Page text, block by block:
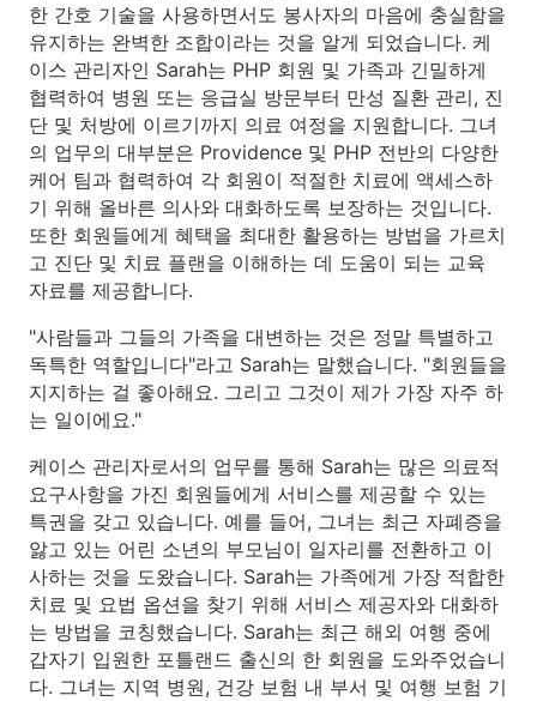
한 간호 기술을 사용하면서도 봉사자의 마음에 충실함을
유지하는 완벽한 조합이라는 것을 알게 되었습니다. 케
이스 관리자인 Sarah는 PHP 회원 및 가족과 긴밀하게
협력하여 병원 또는 응급실 방문부터 만성 질환 관리, 진
단 및 처방에 이르기까지 의료 여정을 지원합니다. 그녀
의 업무의 대부분은 Providence 및 PHP 전반의 다양한
케어 팀과 협력하여 각 회원이 적절한 치료에 액세스하
기 위해 올바른 의사와 대화하도록 보장하는 것입니다.
또한 회원들에게 혜택을 최대한 활용하는 방법을 가르치
고 진단 및 치료 플랜을 이해하는 데 도움이 되는 교육
자료를 제공합니다.
"사람들과 그들의 가족을 대변하는 것은 정말 특별하고
독특한 역할입니다"라고 Sarah는 말했습니다. "회원들을
지지하는 걸 좋아해요. 그리고 그것이 제가 가장 자주 하
는 일이에요."
케이스 관리자로서의 업무를 통해 Sarah는 많은 의료적
요구사항을 가진 회원들에게 서비스를 제공할 수 있는
특권을 갖고 있습니다. 예를 들어, 그녀는 최근 자폐증을
앓고 있는 어린 소년의 부모님이 일자리를 전환하고 이
사하는 것을 도왔습니다. Sarah는 가족에게 가장 적합한
치료 및 요법 옵션을 찾기 위해 서비스 제공자와 대화하
는 방법을 코칭했습니다. Sarah는 최근 해외 여행 중에
갑자기 입원한 포틀랜드 출신의 한 회원을 도와주었습니
다. 그녀는 지역 병원, 건강 보험 내 부서 및 여행 보험 기